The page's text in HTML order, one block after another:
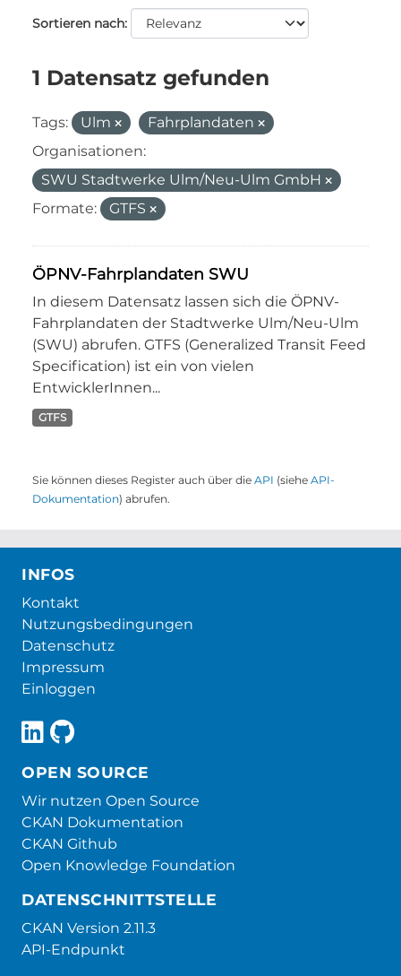
Sortieren nach
1 Datensatz gefunden
Tags: Ulm
Fahrplandaten
Organisationen:
SWU Stadtwerke Ulm/Neu-Ulm GmbH
Formate:
GTFS
ÖPNV-Fahrplandaten SWU
In diesem Datensatz lassen sich die ÖPNV-
Fahrplandaten der Stadtwerke Ulm/Neu-Ulm
(SWU) abrufen. GTFS (Generalized Transit Feed
Specification) ist ein von vielen
EntwicklerInnen...
GTFS
Sie können dieses Register auch über die API (siehe API-
Dokumentation) abrufen.
INFOS
Kontakt
Nutzungsbedingungen
Datenschutz
Impressum
Einloggen
OPEN SOURCE
Wir nutzen Open Source
CKAN Dokumentation
CKAN Github
Open Knowledge Foundation
DATENSCHNITTSTELLE
CKAN Version 2.11.3
API-Endpunkt